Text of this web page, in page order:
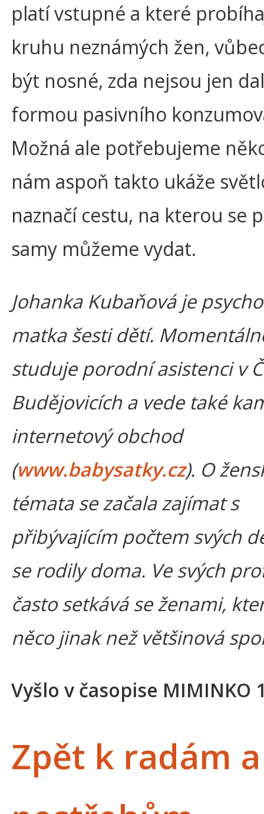
platí vstupné a které
kruhu neznámých žen,
být nosné, zda nejsou jen
formou pasivního
Možná ale potřebujeme
nám aspoň takto ukáže
naznačí cestu, na kterou se
samy můžeme vydat.
Johanka Kubaňová je
matka šesti dětí.
studuje porodní asistenci v
Budějovicích a vede také
internetový obchod
(www.babysatky.cz). O
témata se začala zajímat s
přibývajícím počtem svých
se rodily doma. Ve svých
často setkává se ženami,
něco jinak než většinová
Vyšlo v časopise MIMINKO
Zpět k radám a